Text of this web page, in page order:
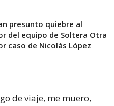
presunto quiebre al
del equipo de Soltera Otra
caso de Nicolás López
de viaje, me muero,